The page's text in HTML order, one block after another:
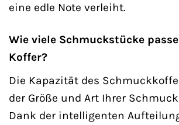
eine edle Note verleiht.
Wie viele Schmuckstücke
Koffer?
Die Kapazität des
der Größe und Art Ihrer
Dank der intelligenten